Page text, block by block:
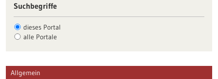
Suchbegriffe
dieses Portal
alle Portale
Allgemein